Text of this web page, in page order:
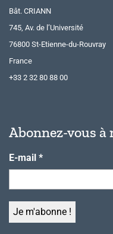
Bât. CRIANN
745, Av. de l’Université
76800 St-Etienne-du-Rouvray
France
+33 2 32 80 88 00
Abonnez-vous
E-mail *